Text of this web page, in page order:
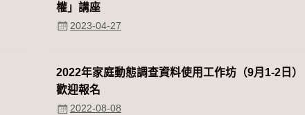
權」講座
2023-04-27
2022年家庭動態調查資料使用工作坊（9月1-2日）
歡迎報名
2022-08-08